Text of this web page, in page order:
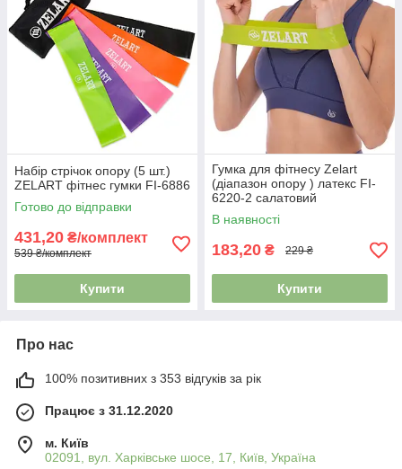
Набір стрічок опору (5 шт.)
ZELART фітнес гумки FI-6886
Готово до відправки
431,20 ₴/комплект
539 ₴/комплект
Купити
Гумка для фітнесу Zelart
(діапазон опору ) латекс FI-
6220-2 салатовий
В наявності
183,20 ₴ 229 ₴
Купити
Про нас
100% позитивних з 353 відгуків за рік
Працює з 31.12.2020
м. Київ
02091, вул. Харківське шосе, 17, Київ, Україна